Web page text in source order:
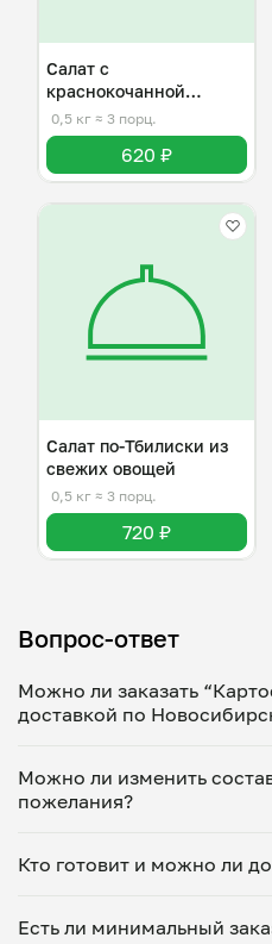
Салат с
краснокочанной
капустой
0,5 кг ≈ 3 порц.
620 ₽
Салат по-Тбилиски из
свежих овощей
0,5 кг ≈ 3 порц.
720 ₽
Вопрос-ответ
Можно ли заказать
доставкой по
Укажите удобное время —
домашнее блюдо в
минут. Статус заказа
кабинете, а с поваром
утром на вечер или
Можно ли изменить
пожелания?
ваши предпочтения:
Укажите пожелания при
напрямую в чат —
Кто готовит и можно ли
проверенный повар из
Есть ли минимальный